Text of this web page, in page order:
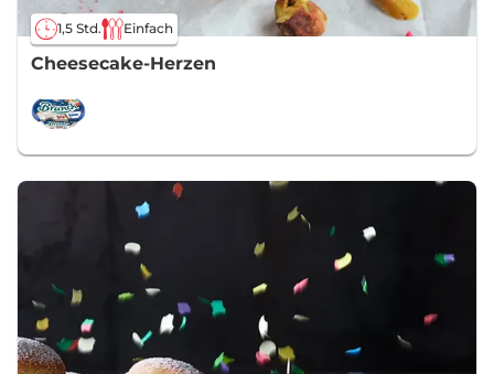
1,5 Std. Einfach
Cheesecake-Herzen